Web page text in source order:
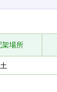
架場所